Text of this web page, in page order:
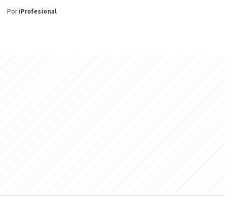
PoriProfesional